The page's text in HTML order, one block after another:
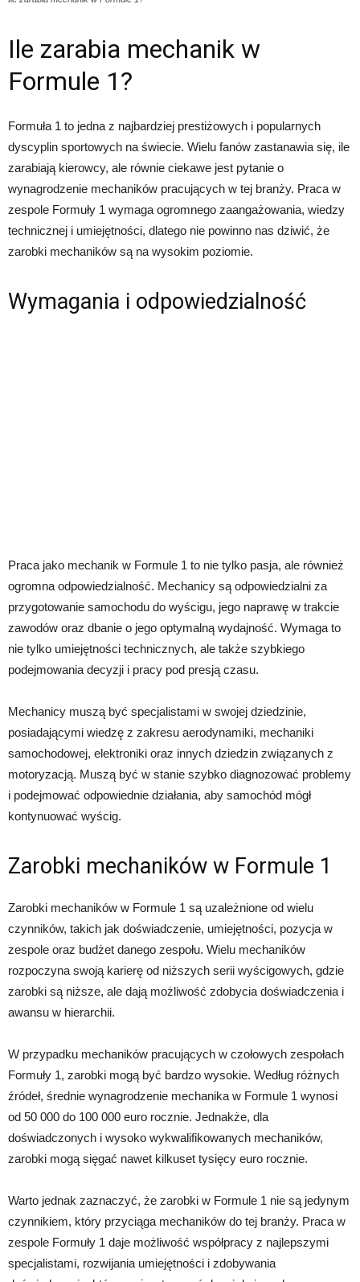
Ile zarabia mechanik w
Formule 1?
Formuła 1 to jedna z najbardziej prestiżowych i popularnych
dyscyplin sportowych na świecie. Wielu fanów zastanawia się, ile
zarabiają kierowcy, ale równie ciekawe jest pytanie o
wynagrodzenie mechaników pracujących w tej branży. Praca w
zespole Formuły 1 wymaga ogromnego zaangażowania, wiedzy
technicznej i umiejętności, dlatego nie powinno nas dziwić, że
zarobki mechaników są na wysokim poziomie.
Wymagania i odpowiedzialność
Praca jako mechanik w Formule 1 to nie tylko pasja, ale również
ogromna odpowiedzialność. Mechanicy są odpowiedzialni za
przygotowanie samochodu do wyścigu, jego naprawę w trakcie
zawodów oraz dbanie o jego optymalną wydajność. Wymaga to
nie tylko umiejętności technicznych, ale także szybkiego
podejmowania decyzji i pracy pod presją czasu.
Mechanicy muszą być specjalistami w swojej dziedzinie,
posiadającymi wiedzę z zakresu aerodynamiki, mechaniki
samochodowej, elektroniki oraz innych dziedzin związanych z
motoryzacją. Muszą być w stanie szybko diagnozować problemy
i podejmować odpowiednie działania, aby samochód mógł
kontynuować wyścig.
Zarobki mechaników w Formule 1
Zarobki mechaników w Formule 1 są uzależnione od wielu
czynników, takich jak doświadczenie, umiejętności, pozycja w
zespole oraz budżet danego zespołu. Wielu mechaników
rozpoczyna swoją karierę od niższych serii wyścigowych, gdzie
zarobki są niższe, ale dają możliwość zdobycia doświadczenia i
awansu w hierarchii.
W przypadku mechaników pracujących w czołowych zespołach
Formuły 1, zarobki mogą być bardzo wysokie. Według różnych
źródeł, średnie wynagrodzenie mechanika w Formule 1 wynosi
od 50 000 do 100 000 euro rocznie. Jednakże, dla
doświadczonych i wysoko wykwalifikowanych mechaników,
zarobki mogą sięgać nawet kilkuset tysięcy euro rocznie.
Warto jednak zaznaczyć, że zarobki w Formule 1 nie są jedynym
czynnikiem, który przyciąga mechaników do tej branży. Praca w
zespole Formuły 1 daje możliwość współpracy z najlepszymi
specjalistami, rozwijania umiejętności i zdobywania